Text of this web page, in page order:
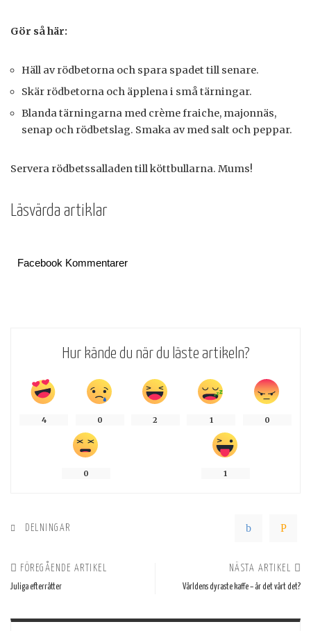
Gör så här:
Häll av rödbetorna och spara spadet till senare.
Skär rödbetorna och äpplena i små tärningar.
Blanda tärningarna med crème fraiche, majonnäs,
senap och rödbetslag. Smaka av med salt och peppar.
Servera rödbetssalladen till köttbullarna. Mums!
Läsvärda artiklar
Facebook Kommentarer
Hur kände du när du läste artikeln?
4 0 2 1 0
0 1
DELNINGAR
FÖREGÅENDE ARTIKEL
Juliga efterrätter
NÄSTA ARTIKEL
Världens dyraste kaffe – är det värt det?